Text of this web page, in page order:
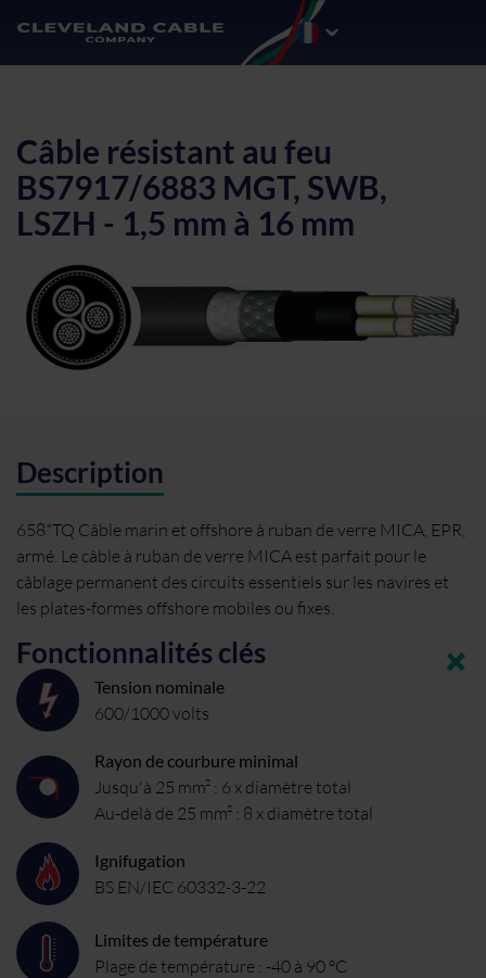
Câble résistant au feu
BS7917/6883 MGT, SWB,
LSZH - 1,5 mm à 16 mm
Description
658*TQ Câble marin et offshore à ruban de verre MICA, EPR,
armé. Le câble à ruban de verre MICA est parfait pour le
câblage permanent des circuits essentiels sur les navires et
les plates-formes offshore mobiles ou fixes.
Fonctionnalités clés
Tension nominale
600/1000 volts
Rayon de courbure minimal
Jusqu'à 25 mm² : 6 x diamètre total
Au-delà de 25 mm² : 8 x diamètre total
Ignifugation
BS EN/IEC 60332-3-22
Limites de température
Plage de température : -40 à 90 °C